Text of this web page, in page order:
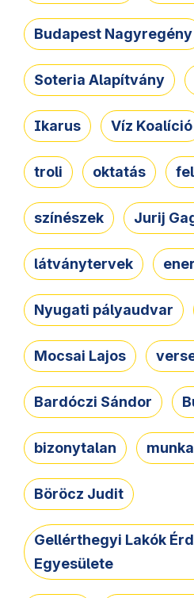
Budapest Nagyregény
Soteria Alapítvány
Ikarus Víz Koalíció
troli oktatás
színészek Jurij
látványtervek
Nyugati pályaudvar
Mocsai Lajos
Bardóczi Sándor
bizonytalan
Böröcz Judit
Gellérthegyi Lakók
Egyesülete